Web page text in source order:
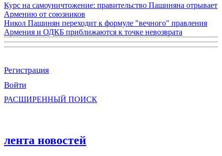
Курс на самоуничтожение: правительство Пашиняна отрывает
Армению от союзников
Никол Пашинян переходит к формуле "вечного" правления
Армения и ОДКБ приближаются к точке невозврата
Регистрация
Войти
РАСШИРЕННЫЙ ПОИСК
лента новостей